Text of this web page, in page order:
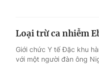
Loại trừ ca nhiễm
Giới chức Y tế Đặc khu
với một người đàn ông